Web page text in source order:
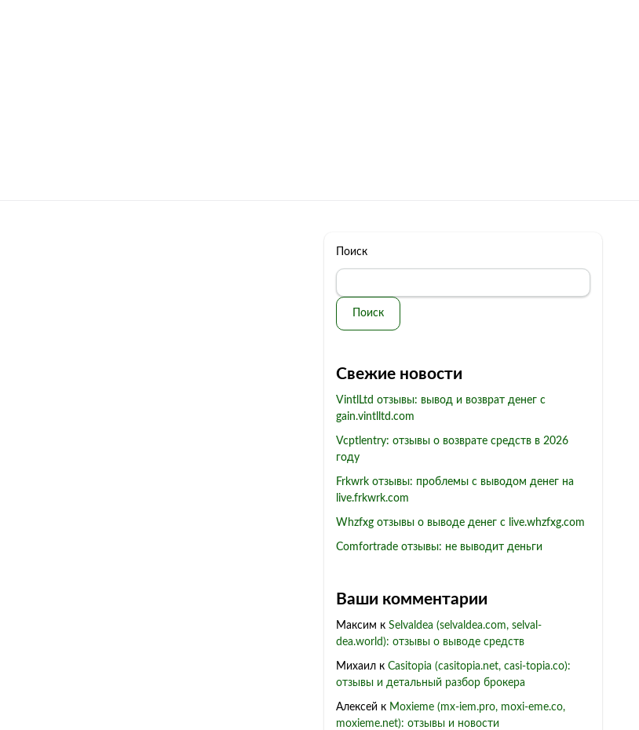
Поиск
Поиск
Свежие новости
VintlLtd отзывы: вывод и возврат денег с
gain.vintlltd.com
Vcptlentry: отзывы о возврате средств в 2026
году
Frkwrk отзывы: проблемы с выводом денег на
live.frkwrk.com
Whzfxg отзывы о выводе денег с live.whzfxg.com
Comfortrade отзывы: не выводит деньги
Ваши комментарии
Максим к Selvaldea (selvaldea.com, selval-
dea.world): отзывы о выводе средств
Михаил к Casitopia (casitopia.net, casi-topia.co):
отзывы и детальный разбор брокера
Алексей к Moxieme (mx-iem.pro, moxi-eme.co,
moxieme.net): отзывы и новости